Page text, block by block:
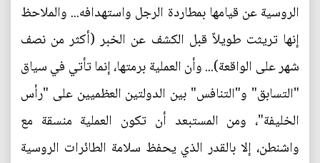
الروسية عن قيامها بمطاردة الرجل واستهدافه... والملاحظ
إنها تريثت طويلاً قبل الكشف عن الخبر (أكثر من نصف
شهر على الواقعة)... وأن العملية برمتها، إنما تأتي في سياق
"التسابق" و"التنافس" بين الدولتين العظميين على "رأس
الخليفة"، ومن المستبعد أن تكون العملية منسقة مع
واشنطن، إلا بالقدر الذي يحفظ سلامة الطائرات الروسية